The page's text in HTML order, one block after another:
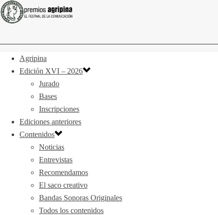
Agripina
Edición XVI – 2026
Jurado
Bases
Inscripciones
Ediciones anteriores
Contenidos
Noticias
Entrevistas
Recomendamos
El saco creativo
Bandas Sonoras Originales
Todos los contenidos